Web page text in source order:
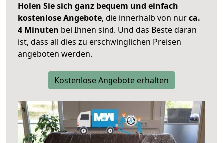
Holen Sie sich ganz bequem und einfach
kostenlose Angebote, die innerhalb von nurca.
4 Minuten bei Ihnen sind. Und das Beste daran
ist, dass all dies zu erschwinglichen Preisen
angeboten werden.
Kostenlose Angebote erhalten